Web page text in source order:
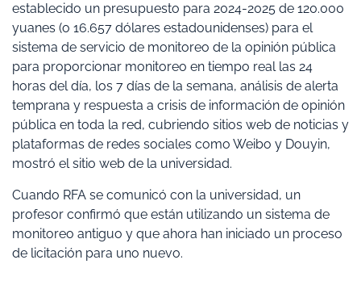
establecido un presupuesto para 2024-2025 de 120.000
yuanes (o 16.657 dólares estadounidenses) para el
sistema de servicio de monitoreo de la opinión pública
para proporcionar monitoreo en tiempo real las 24
horas del día, los 7 días de la semana, análisis de alerta
temprana y respuesta a crisis de información de opinión
pública en toda la red, cubriendo sitios web de noticias y
plataformas de redes sociales como Weibo y Douyin,
mostró el sitio web de la universidad.
Cuando RFA se comunicó con la universidad, un
profesor confirmó que están utilizando un sistema de
monitoreo antiguo y que ahora han iniciado un proceso
de licitación para uno nuevo.